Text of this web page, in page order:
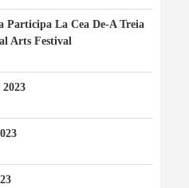
Participa La Cea De-A Treia
Arts Festival